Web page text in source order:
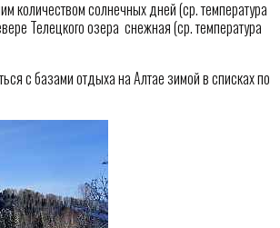
количеством солнечных дней (ср. температура
Телецкого озера  снежная (ср. температура
с базами отдыха на Алтае зимой в списках по